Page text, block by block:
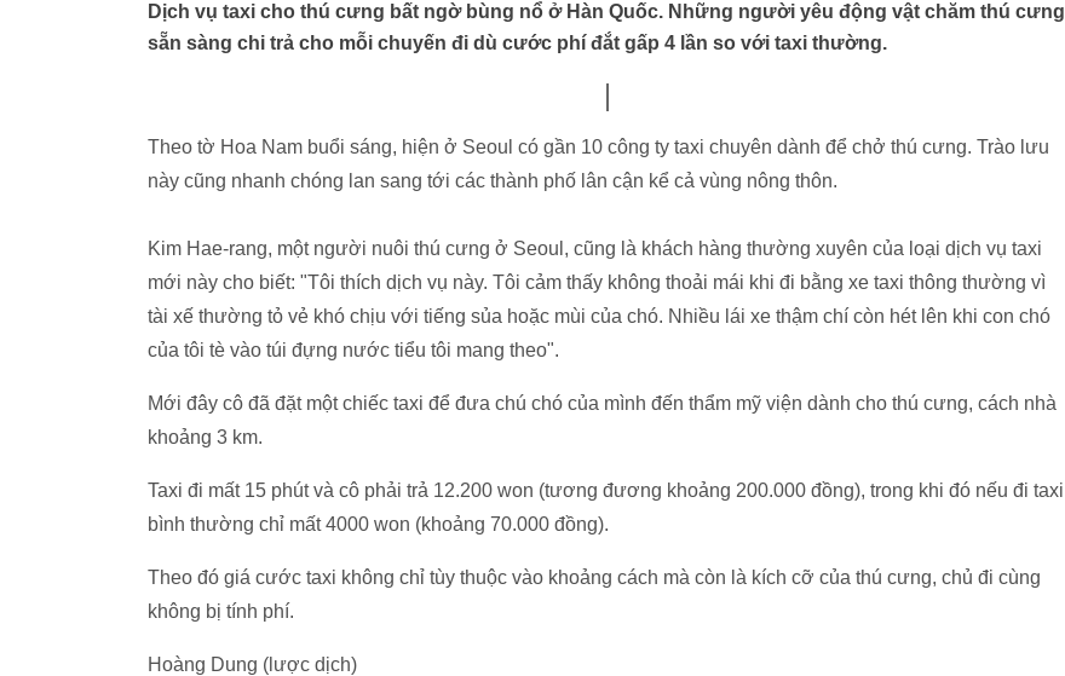
Dịch vụ taxi cho thú cưng bất ngờ bùng nổ ở Hàn Quốc. Những người yêu động vật chăm thú cưng
sẵn sàng chi trả cho mỗi chuyến đi dù cước phí đắt gấp 4 lần so với taxi thường.
Theo tờ Hoa Nam buổi sáng, hiện ở Seoul có gần 10 công ty taxi chuyên dành để chở thú cưng. Trào lưu
này cũng nhanh chóng lan sang tới các thành phố lân cận kể cả vùng nông thôn.
Kim Hae-rang, một người nuôi thú cưng ở Seoul, cũng là khách hàng thường xuyên của loại dịch vụ taxi
mới này cho biết: "Tôi thích dịch vụ này. Tôi cảm thấy không thoải mái khi đi bằng xe taxi thông thường vì
tài xế thường tỏ vẻ khó chịu với tiếng sủa hoặc mùi của chó. Nhiều lái xe thậm chí còn hét lên khi con chó
của tôi tè vào túi đựng nước tiểu tôi mang theo".
Mới đây cô đã đặt một chiếc taxi để đưa chú chó của mình đến thẩm mỹ viện dành cho thú cưng, cách nhà
khoảng 3 km.
Taxi đi mất 15 phút và cô phải trả 12.200 won (tương đương khoảng 200.000 đồng), trong khi đó nếu đi taxi
bình thường chỉ mất 4000 won (khoảng 70.000 đồng).
Theo đó giá cước taxi không chỉ tùy thuộc vào khoảng cách mà còn là kích cỡ của thú cưng, chủ đi cùng
không bị tính phí.
Hoàng Dung (lược dịch)